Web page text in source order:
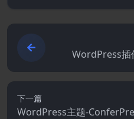
WordPress插
[Oxy
下一篇
WordPress主题-